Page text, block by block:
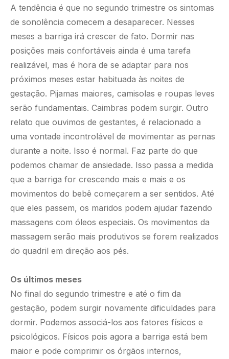
A tendência é que no segundo trimestre os sintomas
de sonolência comecem a desaparecer. Nesses
meses a barriga irá crescer de fato. Dormir nas
posições mais confortáveis ainda é uma tarefa
realizável, mas é hora de se adaptar para nos
próximos meses estar habituada às noites de
gestação. Pijamas maiores, camisolas e roupas leves
serão fundamentais. Caimbras podem surgir. Outro
relato que ouvimos de gestantes, é relacionado a
uma vontade incontrolável de movimentar as pernas
durante a noite. Isso é normal. Faz parte do que
podemos chamar de ansiedade. Isso passa a medida
que a barriga for crescendo mais e mais e os
movimentos do bebê começarem a ser sentidos. Até
que eles passem, os maridos podem ajudar fazendo
massagens com óleos especiais. Os movimentos da
massagem serão mais produtivos se forem realizados
do quadril em direção aos pés.
Os últimos meses
No final do segundo trimestre e até o fim da
gestação, podem surgir novamente dificuldades para
dormir. Podemos associá-los aos fatores físicos e
psicológicos. Físicos pois agora a barriga está bem
maior e pode comprimir os órgãos internos,